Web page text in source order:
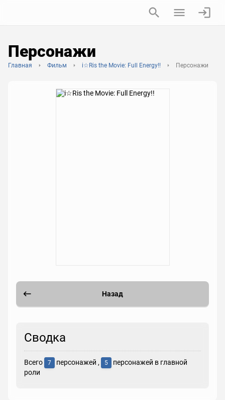
Персонажи
Главная Фильм i☆Ris the Movie: Full Energy!! Персонажи
Назад
Сводка
Всего 7 персонажей , 5
персонажей в главной
роли